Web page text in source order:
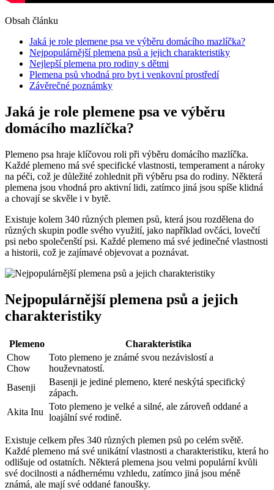
Obsah článku
Jaká je role plemene psa ve výběru domácího mazlíčka?
Nejpopulárnější plemena psů a jejich charakteristiky
Nejlepší plemena pro rodiny s dětmi
Plemena psů vhodná pro byt i venkovní prostředí
Závěrečné poznámky
Jaká je role plemene psa ve výběru
domácího mazlíčka?
Plemeno psa hraje klíčovou roli při výběru domácího mazlíčka.
Každé plemeno má své specifické vlastnosti, temperament a nároky
na péči, což je důležité zohlednit při výběru psa do rodiny. Některá
plemena jsou vhodná pro aktivní lidi, zatímco jiná jsou spíše klidná
a chovají se skvěle i v bytě.
Existuje kolem 340 různých plemen psů, která jsou rozdělena do
různých skupin podle svého využití, jako například ovčáci, lovečtí
psi nebo společenští psi. Každé plemeno má své jedinečné vlastnosti
a historii, což je zajímavé objevovat a poznávat.
Nejpopulárnější plemena psů a jejich
charakteristiky
Plemeno
Charakteristika
Chow
Chow
Toto plemeno je známé svou nezávislostí a
houževnatostí.
Basenji
Basenji je jediné plemeno, které neskýtá specifický
zápach.
Akita Inu
Toto plemeno je velké a silné, ale zároveň oddané a
loajální své rodině.
Existuje celkem přes 340 různých plemen psů po celém světě.
Každé plemeno má své unikátní vlastnosti a charakteristiku, která ho
odlišuje od ostatních. Některá plemena jsou velmi populární kvůli
své docilnosti a nádhernému vzhledu, zatímco jiná jsou méně
známá, ale mají své oddané fanoušky.